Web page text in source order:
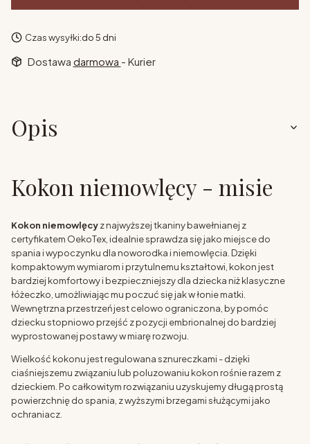
Czas wysyłki:do 5 dni
Dostawa darmowa - Kurier
Opis
Kokon niemowlęcy - misie
Kokon niemowlęcyz najwyższej tkaniny bawełnianej z
certyfikatem OekoTex, idealnie sprawdza się jako miejsce do
spania i wypoczynku dla noworodka i niemowlęcia. Dzięki
kompaktowym wymiarom i przytulnemu kształtowi, kokon jest
bardziej komfortowy i bezpieczniejszy dla dziecka niż klasyczne
łóżeczko, umożliwiając mu poczuć się jak w łonie matki.
Wewnętrzna przestrzeń jest celowo ograniczona, by pomóc
dziecku stopniowo przejść z pozycji embrionalnej do bardziej
wyprostowanej postawy w miarę rozwoju.
Wielkość kokonu jest regulowana sznureczkami - dzięki
ciaśniejszemu związaniu lub poluzowaniu kokon rośnie razem z
dzieckiem. Po całkowitym rozwiązaniu uzyskujemy długą prostą
powierzchnię do spania, z wyższymi brzegami służącymi jako
ochraniacz.